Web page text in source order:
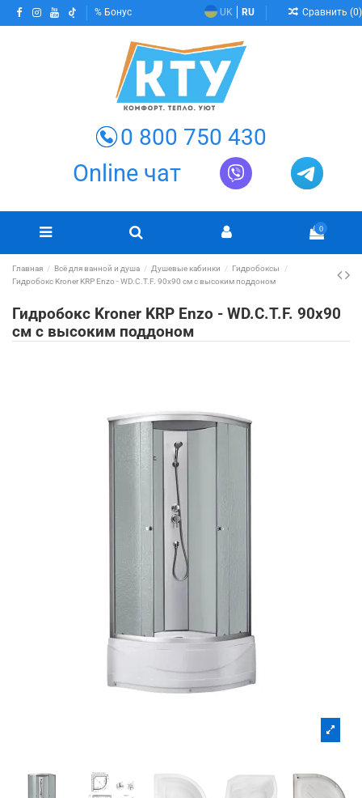
Бонус UK RU Сравнить (0)
0 800 750 430
Online чат
0
Главная Всё для ванной и душа Душевые кабинки
Гидробоксы
Гидробокс Kroner KRP Enzo - WD.C.T.F. 90x90 см с высоким поддоном
Гидробокс Kroner KRP Enzo - WD.C.T.F. 90x90
см с высоким поддоном